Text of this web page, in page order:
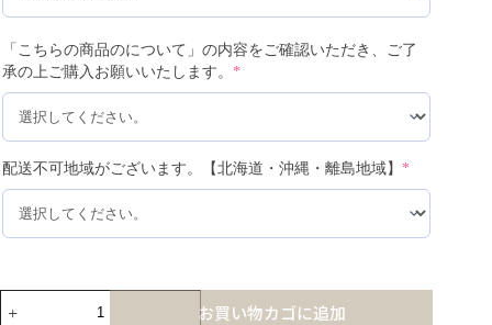
「こちらの商品のについて」の内容をご確認いただき、ご了
承の上ご購入お願いいたします。 *
配送不可地域がございます。【北海道・沖縄・離島地域】 *
お買い物カゴに追加